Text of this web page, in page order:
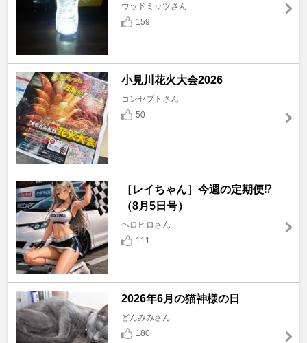
ウッドミッツさん
159
小見川花火大会2026
コンセプトさん
50
［レイちゃん］今週の定期便⁉️
（8月5日号）
ヘロヒロさん
111
2026年6月の猫神様の日
どんみみさん
180